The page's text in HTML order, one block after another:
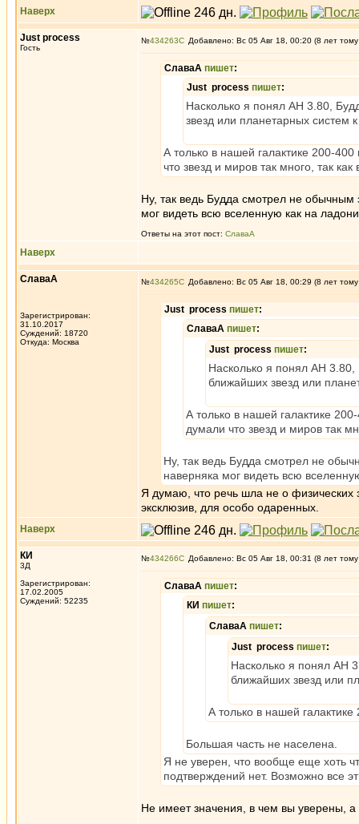
Наверх
Just process
Гость
№434263 Добавлено: Вс 05 Авг 18, 00:20 (8 лет
СлаваА пишет:
Just process пишет:
Насколько я понял АН 3.80,
звезд или планетарных
А только в нашей галактике 200-
что звезд и миров так много, так
Ну, так ведь Будда смотрел не
мог видеть всю вселенную как на
Ответы на этот пост: СлаваА
Наверх
СлаваА
Зарегистрирован:
31.10.2017
Суждений: 18720
Откуда: Москва
№434265 Добавлено: Вс 05 Авг 18, 00:29 (8 лет
Just process пишет:
СлаваА пишет:
Just process пишет:
Насколько я понял АН
ближайших звезд или
А только в нашей галактике
думали что звезд и миров так
Ну, так ведь Будда смотрел не
наверняка мог видеть всю
Я думаю, что речь шла не о физических
эксклюзив, для особо одаренных.
Наверх
КИ
3Д
Зарегистрирован:
17.02.2005
Суждений: 52235
№434266 Добавлено: Вс 05 Авг 18, 00:31 (8 лет
СлаваА пишет:
КИ пишет:
СлаваА пишет:
Just process пишет:
Насколько я понял АН
ближайших звезд или
А только в нашей
Большая часть не населена.
Я не уверен, что вообще еще хоть
подтверждений нет. Возможно все
Не имеет значения, в чем вы уверены, а